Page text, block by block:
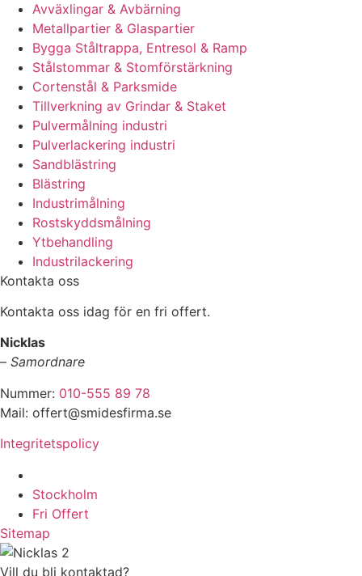
Avväxlingar & Avbärning
Metallpartier & Glaspartier
Bygga Ståltrappa, Entresol & Ramp
Stålstommar & Stomförstärkning
Cortenstål & Parksmide
Tillverkning av Grindar & Staket
Pulvermålning industri
Pulverlackering industri
Sandblästring
Blästring
Industrimålning
Rostskyddsmålning
Ytbehandling
Industrilackering
Kontakta oss
Kontakta oss idag för en fri offert.
Nicklas
– Samordnare
Nummer: 010-555 89 78
Mail: offert@smidesfirma.se
Integritetspolicy
Stockholm
Fri Offert
Sitemap
Vill du bli kontaktad?